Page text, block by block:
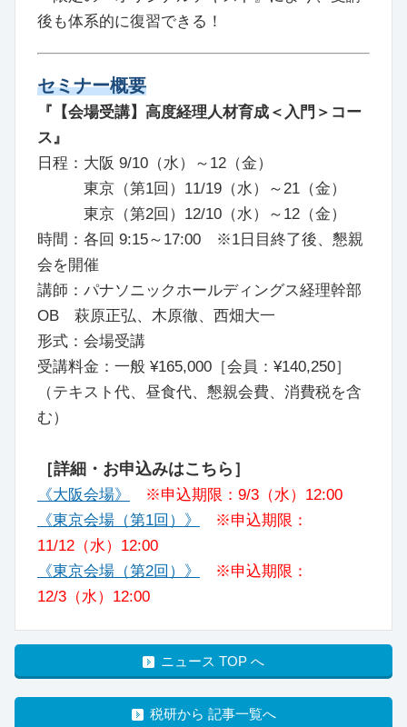
後も体系的に復習できる！
セミナー概要
『【会場受講】高度経理人材育成＜入門＞コー
ス』
日程：大阪 9/10（水）～12（金）
東京（第1回）11/19（水）～21（金）
東京（第2回）12/10（水）～12（金）
時間：各回 9:15～17:00 ※1日目終了後、懇親
会を開催
講師：パナソニックホールディングス経理幹部
OB 萩原正弘、木原徹、西畑大一
形式：会場受講
受講料金：一般 ¥165,000［会員：¥140,250］
（テキスト代、昼食代、懇親会費、消費税を含
む）
［詳細・お申込みはこちら］
《大阪会場》
※申込期限：9/3（水）12:00
《東京会場（第1回）》
※申込期限：
11/12（水）12:00
《東京会場（第2回）》
※申込期限：
12/3（水）12:00
ニュース TOP へ
税研から 記事一覧へ